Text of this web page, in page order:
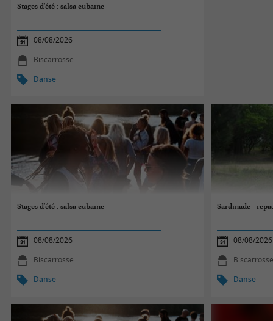
Stages d'été : salsa cubaine
08/08/2026
Biscarrosse
Danse
Stages d'été : salsa cubaine
08/08/2026
Biscarrosse
Danse
Sardinade -
08/08/2026
Biscarrosse
Danse